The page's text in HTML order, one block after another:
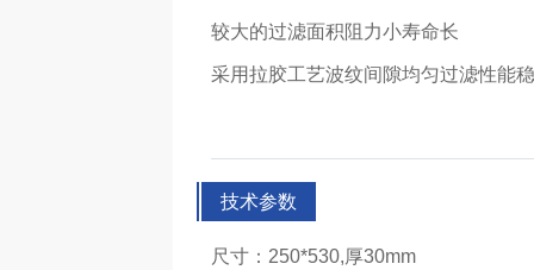
较大的过滤面积阻力小寿命长
采用拉胶工艺波纹间隙均匀过滤性能
技术参数
尺寸：250*530,厚30mm